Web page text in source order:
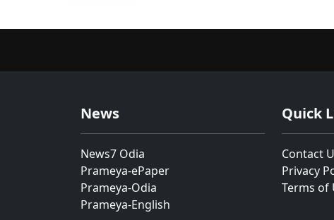
News
News7 Odia
Prameya-ePaper
Prameya-Odia
Prameya-English
Quick
Contact
Privacy
Terms of